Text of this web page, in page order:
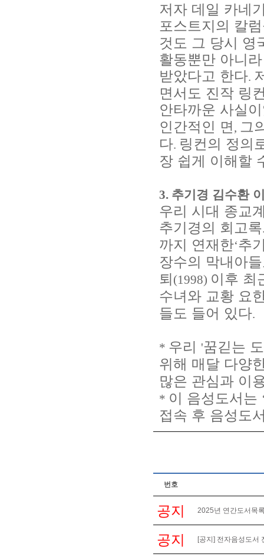
저자 데일 카네
포스트지의 칼
것도 그 당시 영
활동뿐만 아니
받았다고 한다.
면서도 진작 링
안타까운 사실
인간적인 면, 그
다. 링컨의 정의
장 쉽게 이해할
3. 추기경 김수환
우리 시대 종교
추기경의 회고록
까지 연재한‘추
장수의 막내아
퇴 (1998) 이후 최
수녀와 교황 요
들도 들어 있다.
* 우리 '꿈긷는
위해 매달 다양
많은 관심과 이
* 이 음성도서는
접속 후 음성도
번호
공지 2025년 연간도서목
공지 [공지] 전자음성도서